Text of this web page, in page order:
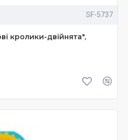
SF-5737
кролики-двійнята",